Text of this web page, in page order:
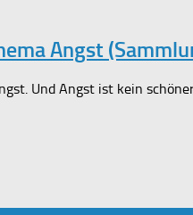
Angst
Und Angst ist kein